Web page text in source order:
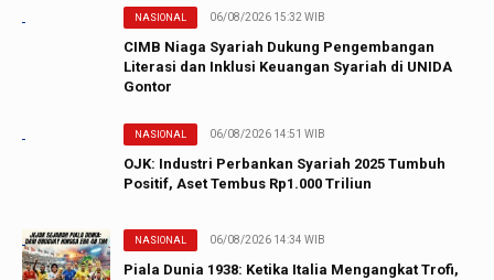
NASIONAL 06/08/2026 15:32 WIB
CIMB Niaga Syariah Dukung Pengembangan
Literasi dan Inklusi Keuangan Syariah di UNIDA
Gontor
NASIONAL 06/08/2026 14:51 WIB
OJK: Industri Perbankan Syariah 2025 Tumbuh
Positif, Aset Tembus Rp1.000 Triliun
NASIONAL 06/08/2026 14:34 WIB
Piala Dunia 1938: Ketika Italia Mengangkat Trofi,